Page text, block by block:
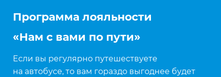
Программа лояльности
«Нам с вами по пути»
Если вы регулярно путешествуете
на автобусе, то вам гораздо выгоднее будет